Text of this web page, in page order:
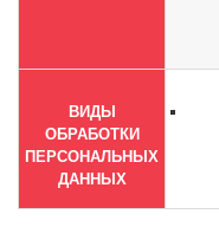
ВИДЫ
ОБРАБОТКИ
ПЕРСОНАЛЬНЫХ
ДАННЫХ